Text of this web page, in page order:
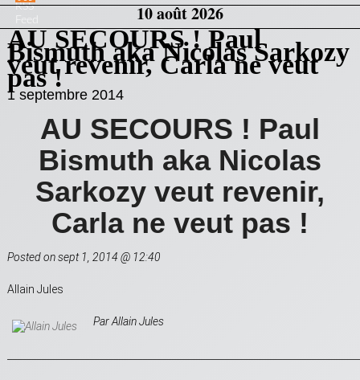
RSS
Feed
10 août 2026
AU SECOURS ! Paul
Bismuth aka Nicolas Sarkozy
veut revenir, Carla ne veut
pas !
1 septembre 2014
AU SECOURS ! Paul
Bismuth aka Nicolas
Sarkozy veut revenir,
Carla ne veut pas !
Posted on sept 1, 2014 @ 12:40
Allain Jules
Par Allain Jules